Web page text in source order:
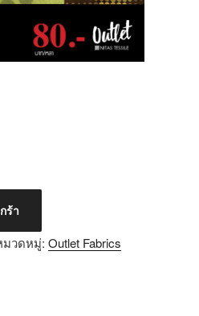
ร้า
วดหมู่: Outlet Fabrics